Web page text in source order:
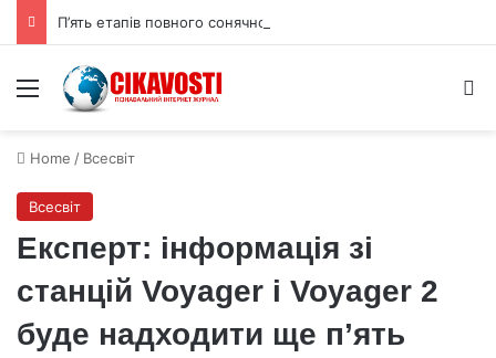
Menu
Home / Всесвіт
Всесвіт
Експерт: інформація зі
станцій Voyager і Voyager 2
буде надходити ще п’ять